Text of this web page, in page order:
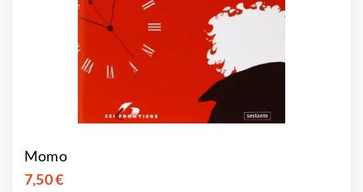
Momo
7,50 €